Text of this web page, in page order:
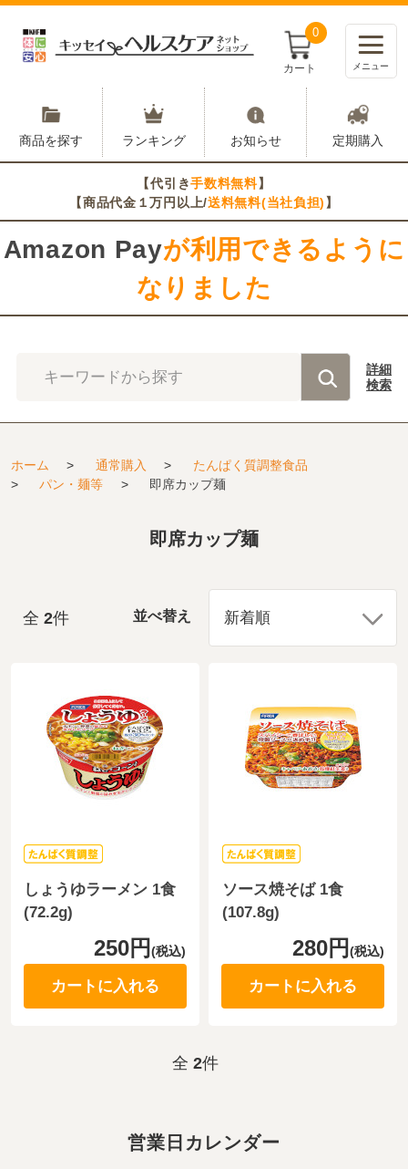
0
カート メニュー
商品を探す ランキング お知らせ 定期購入
【代引き手数料無料】
【商品代金１万円以上/送料無料(当社負担) 】
Amazon Payが利用できるように
なりました
キーワードから探す
詳細
検索
ホーム > 通常購入 >
たんぱく質調整食品
>
パン・麺等 > 即席カップ麺
即席カップ麺
全2件
しょうゆラーメン 1食
(72.2g)
250円(税込)
カートに入れる
ソース焼そば 1食
(107.8g)
280円 (税込)
カートに入れる
全 2件
営業日カレンダー